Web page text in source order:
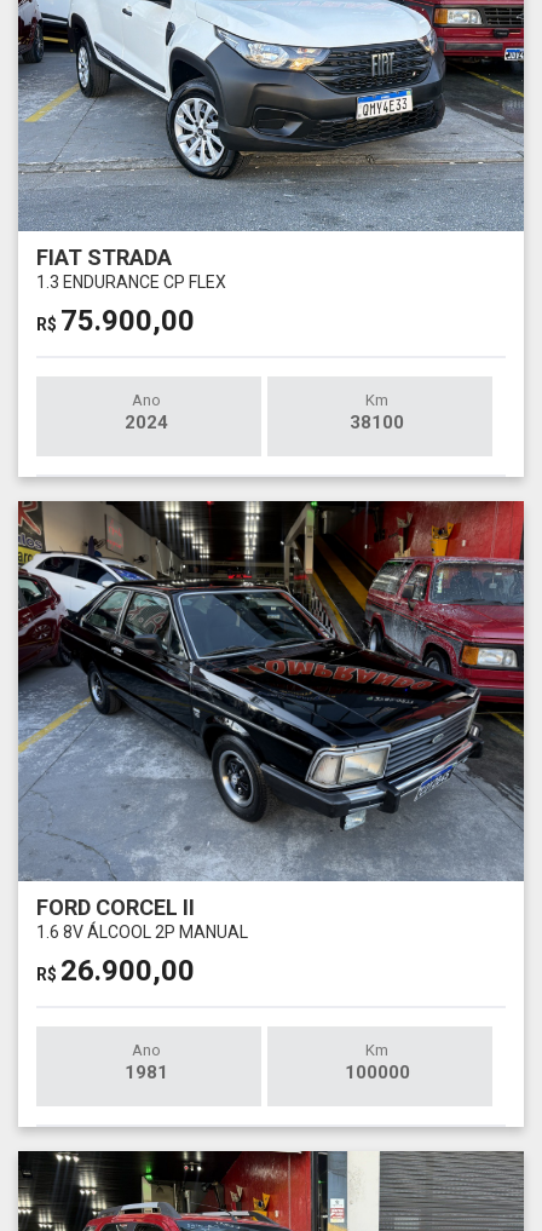
FIAT STRADA
1.3 ENDURANCE CP FLEX
R$ 75.900,00
Ano
2024
Km
38100
FORD CORCEL II
1.6 8V ÁLCOOL 2P MANUAL
R$ 26.900,00
Ano
1981
Km
100000